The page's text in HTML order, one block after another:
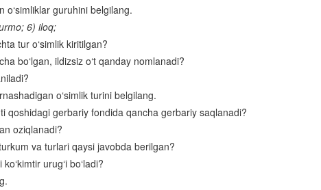
Baliqlar sinfi
Baliqlarning ko‘payishi
Baliqlar sinfining klassifikatsiyasi va ahamiyati
Suvda va quruqlikda yashovchilar sinfi
Suvda hamda quruqlikda yashovchilarning xilma-xilligi
Suvda hamda quruqlikda yashovchilarning ko‘payishi, rivojlanishi va
chiqishi
o‘simliklar guruhini belgilang.
6) iloq;
tur o‘simlik kiritilgan?
bo‘lgan, ildizsiz o‘t qanday nomlanadi?
o‘simlik turini belgilang.
qoshidagi gerbariy fondida qancha gerbariy saqlanadi?
oziqlanadi?
va turlari qaysi javobda berilgan?
urug‘i bo‘ladi?